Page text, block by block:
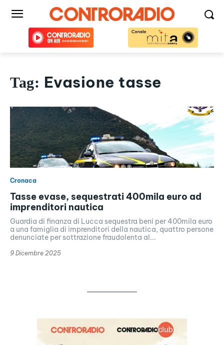
Tag: Evasione tasse
Cronaca
Tasse evase, sequestrati 400mila euro ad
imprenditori nautica
Guardia di finanza di Lucca sequestra beni per 400mila euro
a una famiglia di imprenditori della nautica, quattro persone
denunciate per sottrazione fraudolenta al...
9 Dicembre 2025